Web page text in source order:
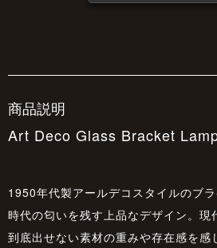
商品説明
Art Deco Glass Bracket
1950年代製アールデコスタイルのブラ
時代の匂いを残す上品なデザイン。現
到底出せない素材の重みや存在感を感